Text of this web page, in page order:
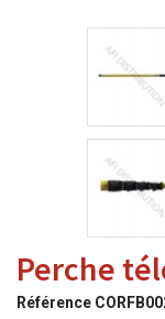
Perche
Référence